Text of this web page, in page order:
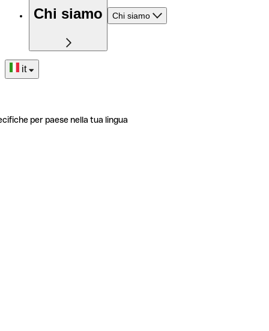
Chi siamo Chi siamo
it
per paese nella tua lingua